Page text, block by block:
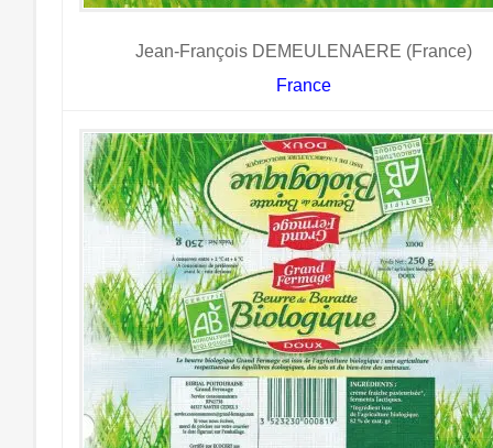
Jean-François DEMEULENAERE (France)
France